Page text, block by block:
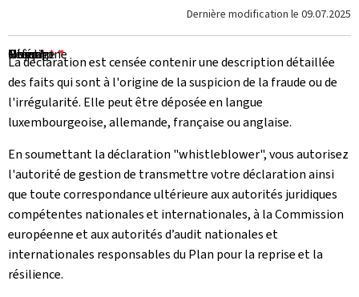
Dernière modification le 09.07.2025
La déclaration est censée contenir une description détaillée
des faits qui sont à l'origine de la suspicion de la fraude ou de
l'irrégularité. Elle peut être déposée en langue
luxembourgeoise, allemande, française ou anglaise.
En soumettant la déclaration "whistleblower", vous autorisez
l'autorité de gestion de transmettre votre déclaration ainsi
que toute correspondance ultérieure aux autorités juridiques
compétentes nationales et internationales, à la Commission
européenne et aux autorités d’audit nationales et
internationales responsables du Plan pour la reprise et la
résilience.
Nom *
Prénom *
E-mail *
Téléphone
Objet
Message *